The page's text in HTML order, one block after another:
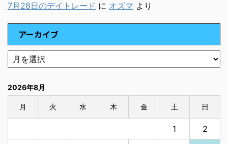
7月28日のデイトレード に オズマ より
アーカイブ
2026年8月
月 火 水 木 金 土 日
1 2